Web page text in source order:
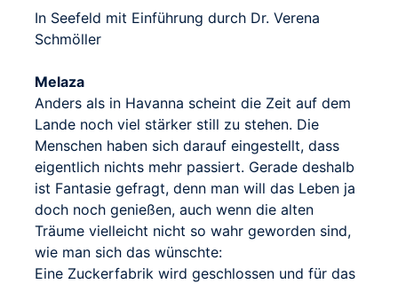
In Seefeld mit Einführung durch Dr. Verena
Schmöller
Melaza
Anders als in Havanna scheint die Zeit auf dem
Lande noch viel stärker still zu stehen. Die
Menschen haben sich darauf eingestellt, dass
eigentlich nichts mehr passiert. Gerade deshalb
ist Fantasie gefragt, denn man will das Leben ja
doch noch genießen, auch wenn die alten
Träume vielleicht nicht so wahr geworden sind,
wie man sich das wünschte:
Eine Zuckerfabrik wird geschlossen und für das